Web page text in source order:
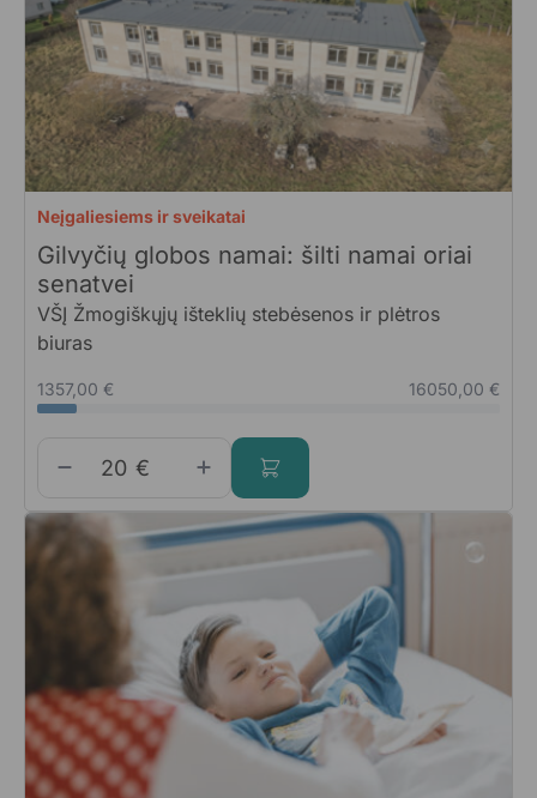
Neįgaliesiems ir sveikatai
Gilvyčių globos namai: šilti namai oriai
senatvei
VŠĮ Žmogiškųjų išteklių stebėsenos ir plėtros
biuras
1357,00 € 16050,00 €
€